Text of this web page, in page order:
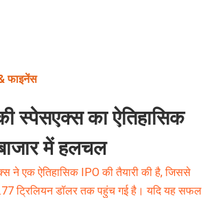
फाइनेंस
स्पेसएक्स का ऐतिहासिक
में हलचल
ने एक ऐतिहासिक IPO की तैयारी की है, जिससे
ट्रिलियन डॉलर तक पहुंच गई है। यदि यह सफल